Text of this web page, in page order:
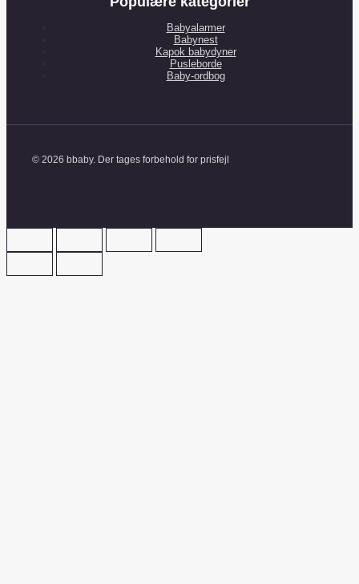
Babyalarmer
Babynest
Kapok babydyner
Pusleborde
Baby-ordbog
© 2026 bbaby. Der tages forbehold for prisfejl